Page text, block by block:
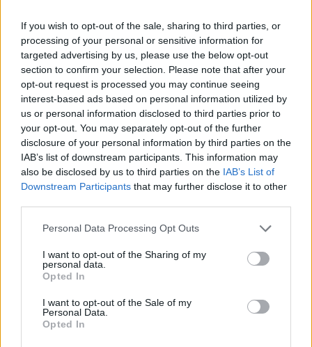
If you wish to opt-out of the sale, sharing to third parties, or
processing of your personal or sensitive information for
targeted advertising by us, please use the below opt-out
section to confirm your selection. Please note that after your
opt-out request is processed you may continue seeing
interest-based ads based on personal information utilized by
us or personal information disclosed to third parties prior to
your opt-out. You may separately opt-out of the further
disclosure of your personal information by third parties on the
IAB’s list of downstream participants. This information may
also be disclosed by us to third parties on the IAB’s List of
Downstream Participants that may further disclose it to other
Please note that this website/app uses one or more Google
not limited to your visit or usage behaviour. You may click to
grant or deny consent to Google and its third-party tags to
use your data for below specified purposes in below Google
consent section.
Personal Data Processing Opt Outs
I want to opt-out of the Sharing of my
personal data.
Opted In
I want to opt-out of the Sale of my
Personal Data.
Opted In
Tony Stark szellemi örököse lehet, ám a színésznő
szerint karaktere egészen más úton jár. Az
magazinnak adott interjújában elárulta, hogy a forgatás
után beszélt Robert Downey Jr.-ral, aki egyértelműen
támogatta őt a szerep elvállalásában:
"Robert Downey Jr. nagyon kedves szavakat
osztott meg velem. Azt mondta, izgatottan várja a
sorozatot, és szorít nekem. Két hüvelykujjat is
felfelé mutatott! Megnyugtató érzés tudni, hogy
nem hozok szégyent Vasemberre."
ismert, azt már tudni lehet, hogy Anthony Ramos alakítja
majd a The Hood nevű karaktert, aki mágikus erőkkel
rendelkezik. A sorozatban Riri Williams tehát nem
csupán technológiai, hanem természetfeletti
kihívásokkal is szembenéz - hasonlóan ahhoz, ahogy